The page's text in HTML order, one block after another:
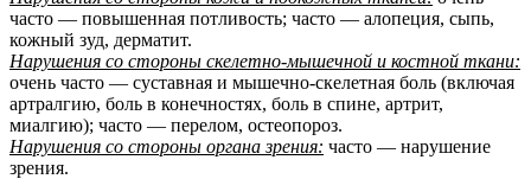
часто — повышенная потливость; часто — алопеция, сыпь,
кожный зуд, дерматит.
Нарушения со стороны скелетно-мышечной и костной ткани:
очень часто — суставная и мышечно-скелетная боль (включая
артралгию, боль в конечностях, боль в спине, артрит,
миалгию); часто — перелом, остеопороз.
Нарушения со стороны органа зрения: часто — нарушение
зрения.